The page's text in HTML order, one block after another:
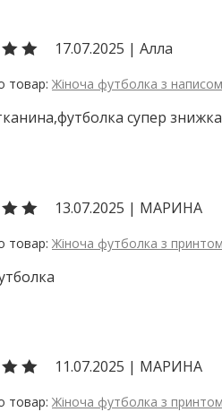
17.07.2025 | Алла
Жіноча футболка з
супер
13.07.2025 | МАРИНА
Жіноча футболка з
11.07.2025 | МАРИНА
Жіноча футболка з